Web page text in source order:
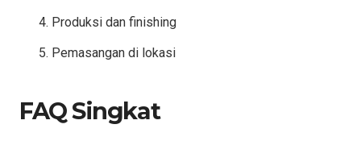
Produksi dan finishing
Pemasangan di lokasi
FAQ Singkat